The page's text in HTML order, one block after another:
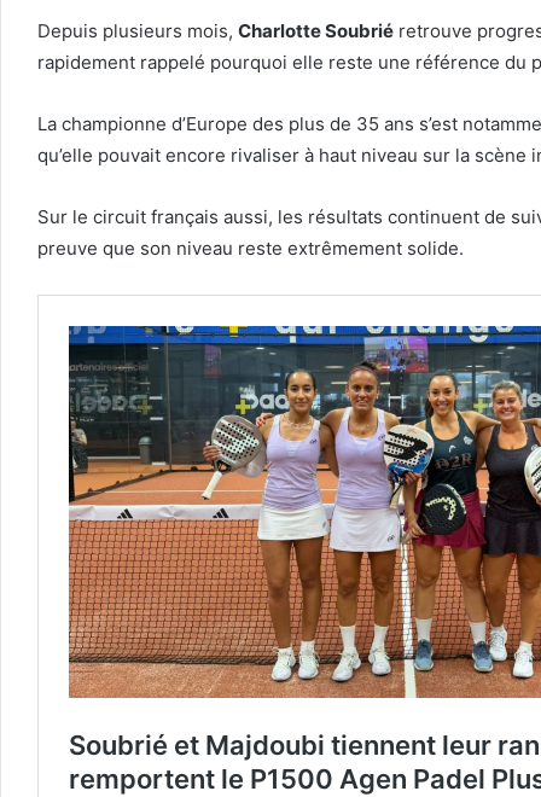
Depuis plusieurs mois, Charlotte Soubrié retrouve
rapidement rappelé pourquoi elle reste une référence du
La championne d’Europe des plus de 35 ans s’est
qu’elle pouvait encore rivaliser à haut niveau sur la scène
Sur le circuit français aussi, les résultats continuent de
preuve que son niveau reste extrêmement solide.